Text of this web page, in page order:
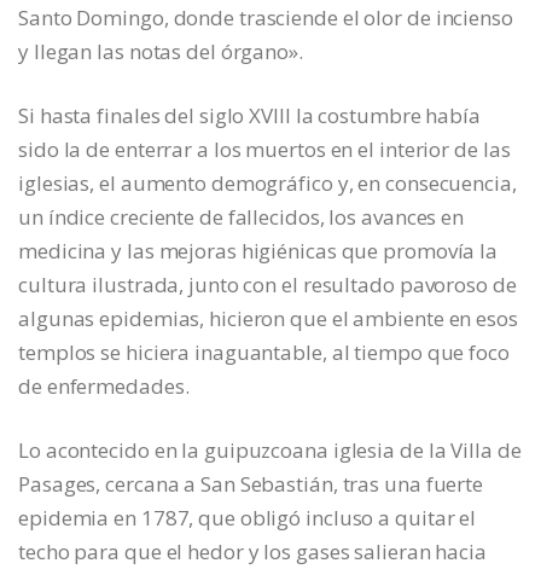
Santo Domingo, donde trasciende el olor de incienso
y llegan las notas del órgano».
Si hasta finales del siglo XVIII la costumbre había
sido la de enterrar a los muertos en el interior de las
iglesias, el aumento demográfico y, en consecuencia,
un índice creciente de fallecidos, los avances en
medicina y las mejoras higiénicas que promovía la
cultura ilustrada, junto con el resultado pavoroso de
algunas epidemias, hicieron que el ambiente en esos
templos se hiciera inaguantable, al tiempo que foco
de enfermedades.
Lo acontecido en la guipuzcoana iglesia de la Villa de
Pasages, cercana a San Sebastián, tras una fuerte
epidemia en 1787, que obligó incluso a quitar el
techo para que el hedor y los gases salieran hacia